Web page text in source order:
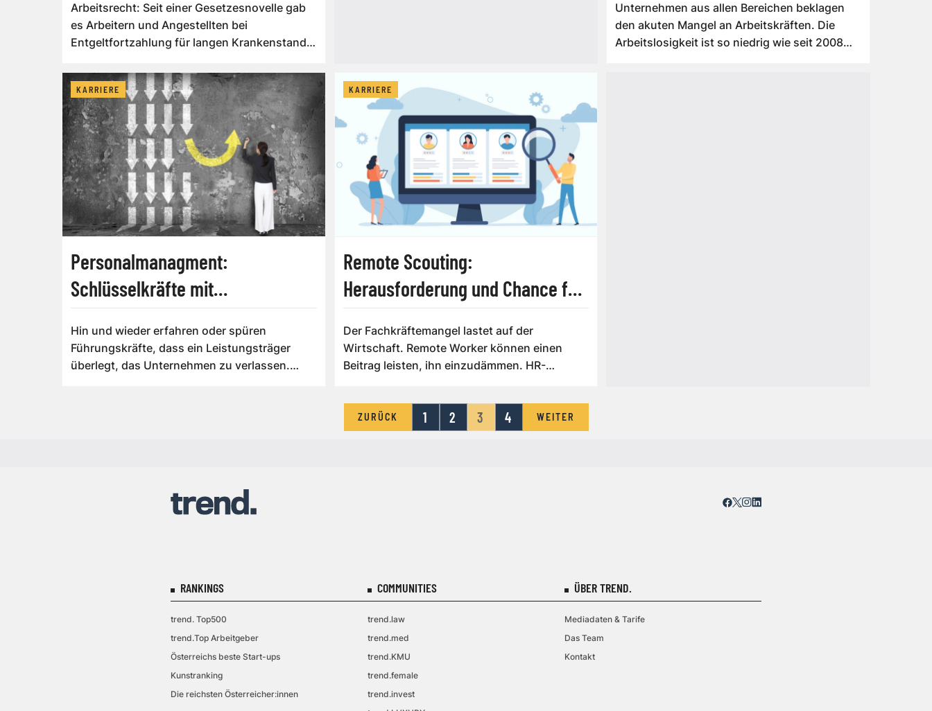
Krankenstand
Arbeitsrecht: Seit einer Gesetzesnovelle gab
es Arbeitern und Angestellten bei
Entgeltfortzahlung für langen Krankenstand
Unternehmen aus allen Bereichen beklagen
den akuten Mangel an Arbeitskräften. Die
Arbeitslosigkeit ist so niedrig wie seit 2008
KARRIERE
Personalmanagment:
Schlüsselkräfte mit
Hin und wieder erfahren oder spüren
Führungskräfte, dass ein Leistungsträger
überlegt, das Unternehmen zu verlassen.
KARRIERE
Remote Scouting:
Herausforderung und Chance für
Der Fachkräftemangel lastet auf der
Wirtschaft. Remote Worker können einen
Beitrag leisten, ihn einzudämmen. HR-
ZURÜCK 1 2 3 4 WEITER
RANKINGS
trend. Top500
trend.Top Arbeitgeber
Österreichs beste Start-ups
Kunstranking
Die reichsten Österreicher:innen
COMMUNITIES
trend.law
trend.med
trend.KMU
trend.female
trend.invest
ÜBER TREND.
Mediadaten & Tarife
Das Team
Kontakt